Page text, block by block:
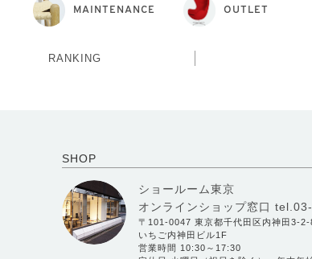
MAINTENANCE OUTLET
RANKING
SHOP
ショールーム東京
オンラインショップ窓口
〒101-0047 東京都千代田区内神田3-2-
いちご内神田ビル1F
営業時間 10:30～17:30